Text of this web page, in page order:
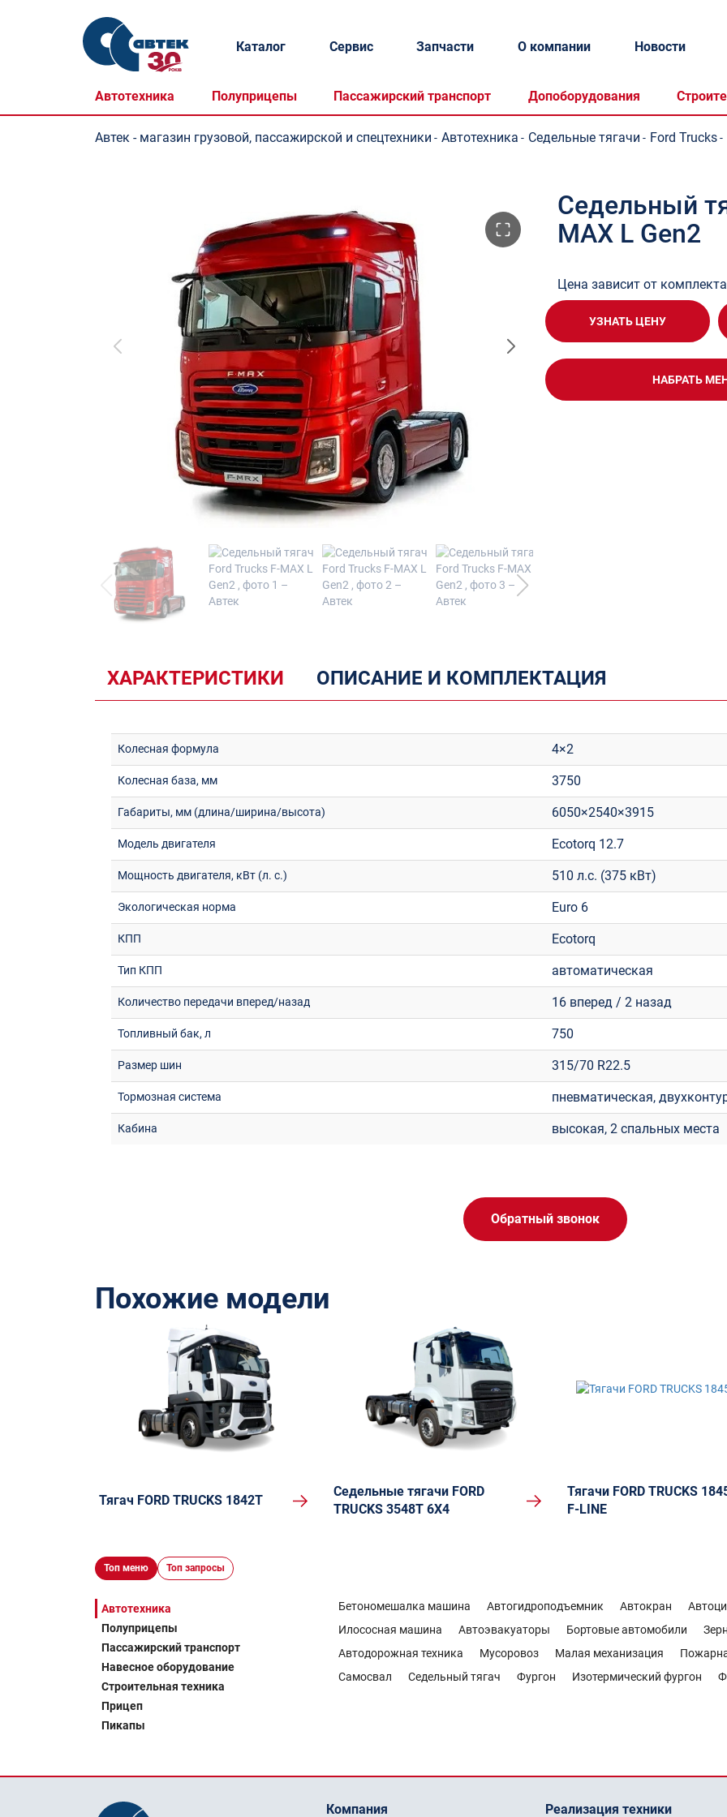
Каталог
Автотехника Полуприцепы Пассажирский транспорт Допоборудования
Сервис Запчасти О компании Новости
Автек - магазин грузовой, пассажирской и спецтехники - Автотехника - Седельные тягачи - Ford Trucks-
Седельный
MAX L Gen2
Цена зависит от
УЗНАТЬ ЦЕНУ
НАБРАТЬ
ХАРАКТЕРИСТИКИ ОПИСАНИЕ И КОМПЛЕКТАЦИЯ
Колесная формула 4×2
Колесная база, мм 3750
Габариты, мм (длина/ширина/высота) 6050×2540×3915
Модель двигателя Ecotorq 12.7
Мощность двигателя, кВт (л. с.) 510 л.с. (375 кВт)
Экологическая норма Euro 6
КПП Ecotorq
Тип КПП автоматическая
Количество передачи вперед/назад 16 вперед / 2 назад
Топливный бак, л 750
Размер шин 315/70 R22.5
Тормозная система пневматическая,
Кабина высокая, 2 спальных места
Обратный звонок
Похожие модели
Тягач FORD TRUCKS 1842T
Седельные тягачи FORD
TRUCKS 3548Т 6X4
Тягачи FORD TRUCKS
F-LINE
Топ меню Топ запросы
Автотехника
Полуприцепы
Пассажирский транспорт
Навесное оборудование
Строительная техника
Прицеп
Пикапы
Бетономешалка машина Автогидроподъемник Автокран
Илососная машина
Автоэвакуаторы Бортовые автомобили
Автодорожная техника
Мусоровоз Малая механизация
Самосвал
Седельный тягач Фургон Изотермический фургон
Компания Реализация техники